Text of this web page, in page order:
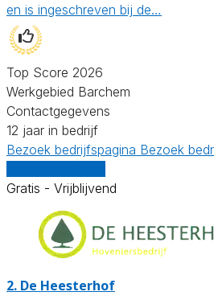
en is ingeschreven bij de…
Top Score 2026
Werkgebied Barchem
Contactgegevens
12 jaar in bedrijf
Bezoek bedrijfspagina Bezoek
Gratis - Vrijblijvend
2. De Heesterhof